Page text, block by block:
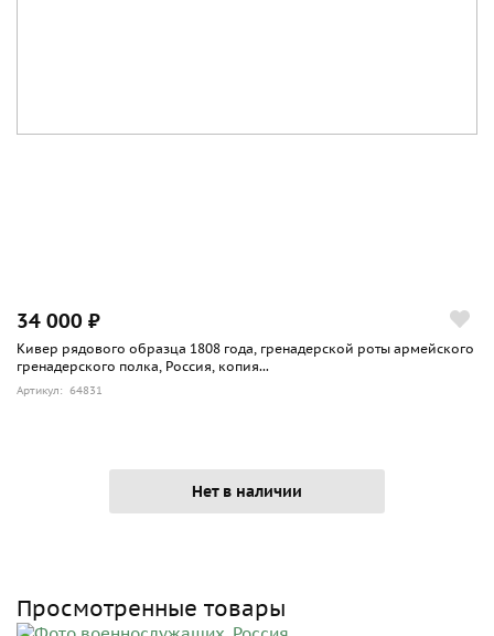
34 000 ₽
Кивер рядового образца 1808 года, гренадерской роты армейского
гренадерского полка, Россия, копия...
Артикул: 64831
Нет в наличии
Просмотренные товары